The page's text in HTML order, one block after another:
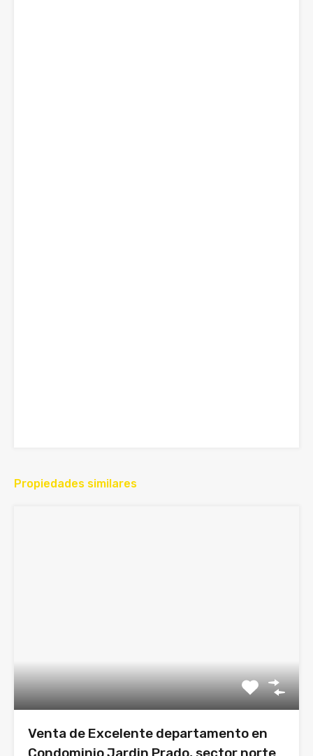
Propiedades similares
Venta de Excelente departamento en